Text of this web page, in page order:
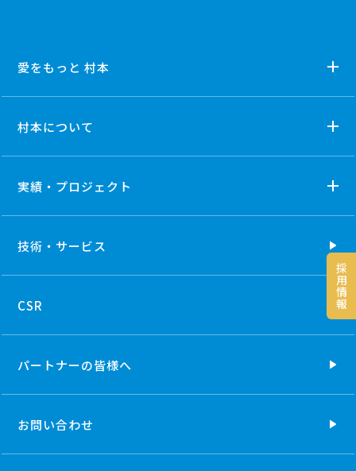
採
用
情
報
愛をもっと 村本
村本について
実績・プロジェクト
技術・ サービス
CSR
パートナーの皆様へ
お問い合わせ